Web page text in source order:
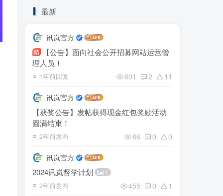
最新
讯岚官方
精
【公告】面向社会公开招募网站运营管
理人员！
1年前回复 601 2 11
讯岚官方
【获奖公告】发帖获得现金红包奖励活动
圆满结束！
2年前发布 86 0 0
讯岚官方
2024讯岚督学计划 1
2年前发布 455 0 1